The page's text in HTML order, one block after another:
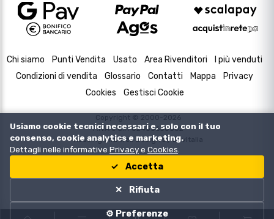
Chi siamo Punti Vendita Usato Area Rivenditori
I più venduti
Condizioni di vendita
Glossario Contatti Mappa
Privacy
Cookies
Gestisci Cookie
Copyright © 2000-2026
P.IVA e C.F. 02433630502
Housing and Web Design byDevItalia
Usiamo cookie tecnici necessari e, solo con il tuo
consenso, cookie analytics e marketing.
Dettagli nelle informative Privacye Cookies
Accetta
Rifiuta
⚙️ Preferenze